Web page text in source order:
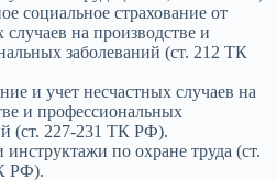
социальное страхование от
случаев на производстве и
заболеваний (ст. 212 ТК
и учет несчастных случаев на
и профессиональных
(ст. 227-231 ТК РФ).
по охране труда (ст.
РФ).